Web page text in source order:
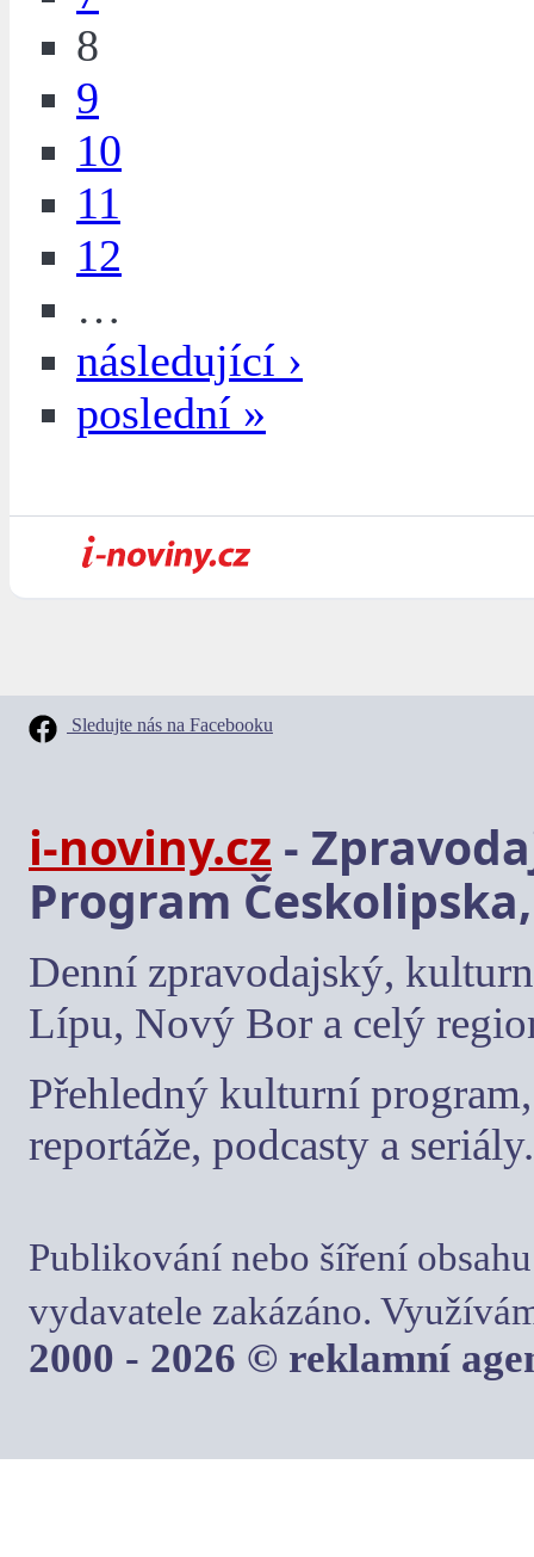
8
9
10
11
12
…
následující ›
poslední »
Sledujte nás na Facebooku
i-noviny.cz -
Program
Denní zpravodajský,
Lípu, Nový Bor a celý
Přehledný kulturní
reportáže, podcasty a seriály.
Publikování nebo šíření
vydavatele zakázáno.
2000 - 2026 © reklamní